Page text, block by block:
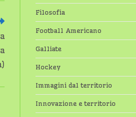
Filosofia
Football Americano
Galliate
Hockey
Immagini dal territorio
Innovazione e territorio